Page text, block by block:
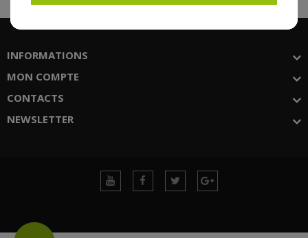
INFORMATIONS
MON COMPTE
CONTACTS
NEWSLETTER